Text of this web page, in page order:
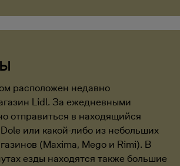
расположен недавно
Lidl. За ежедневными
отправиться в находящийся
или какой-либо из небольших
(Maxima, Mego и Rimi). В
езды находятся также большие